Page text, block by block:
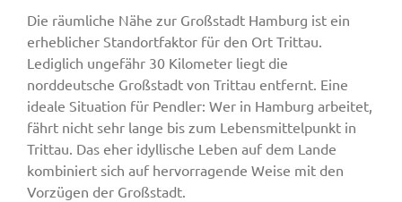
Die räumliche Nähe zur Großstadt Hamburg ist ein
erheblicher Standortfaktor für den Ort Trittau.
Lediglich ungefähr 30 Kilometer liegt die
norddeutsche Großstadt von Trittau entfernt. Eine
ideale Situation für Pendler: Wer in Hamburg arbeitet,
fährt nicht sehr lange bis zum Lebensmittelpunkt in
Trittau. Das eher idyllische Leben auf dem Lande
kombiniert sich auf hervorragende Weise mit den
Vorzügen der Großstadt.